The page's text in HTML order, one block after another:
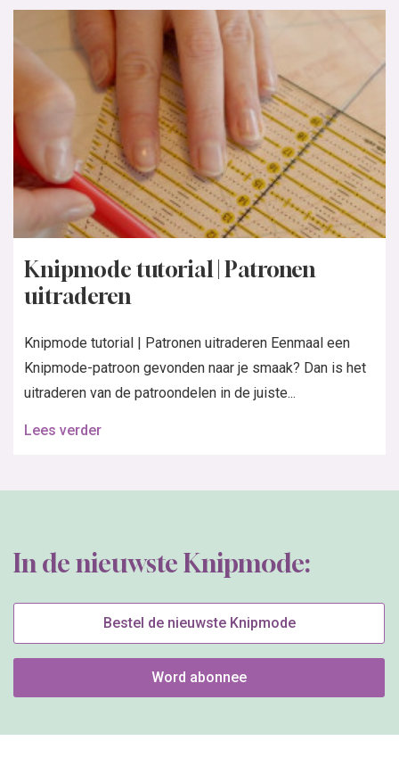
Knipmode tutorial | Patronen
uitraderen
Knipmode tutorial | Patronen uitraderen Eenmaal een
Knipmode-patroon gevonden naar je smaak? Dan is het
uitraderen van de patroondelen in de juiste...
Lees verder
In de nieuwste Knipmode:
Bestel de nieuwste Knipmode
Word abonnee